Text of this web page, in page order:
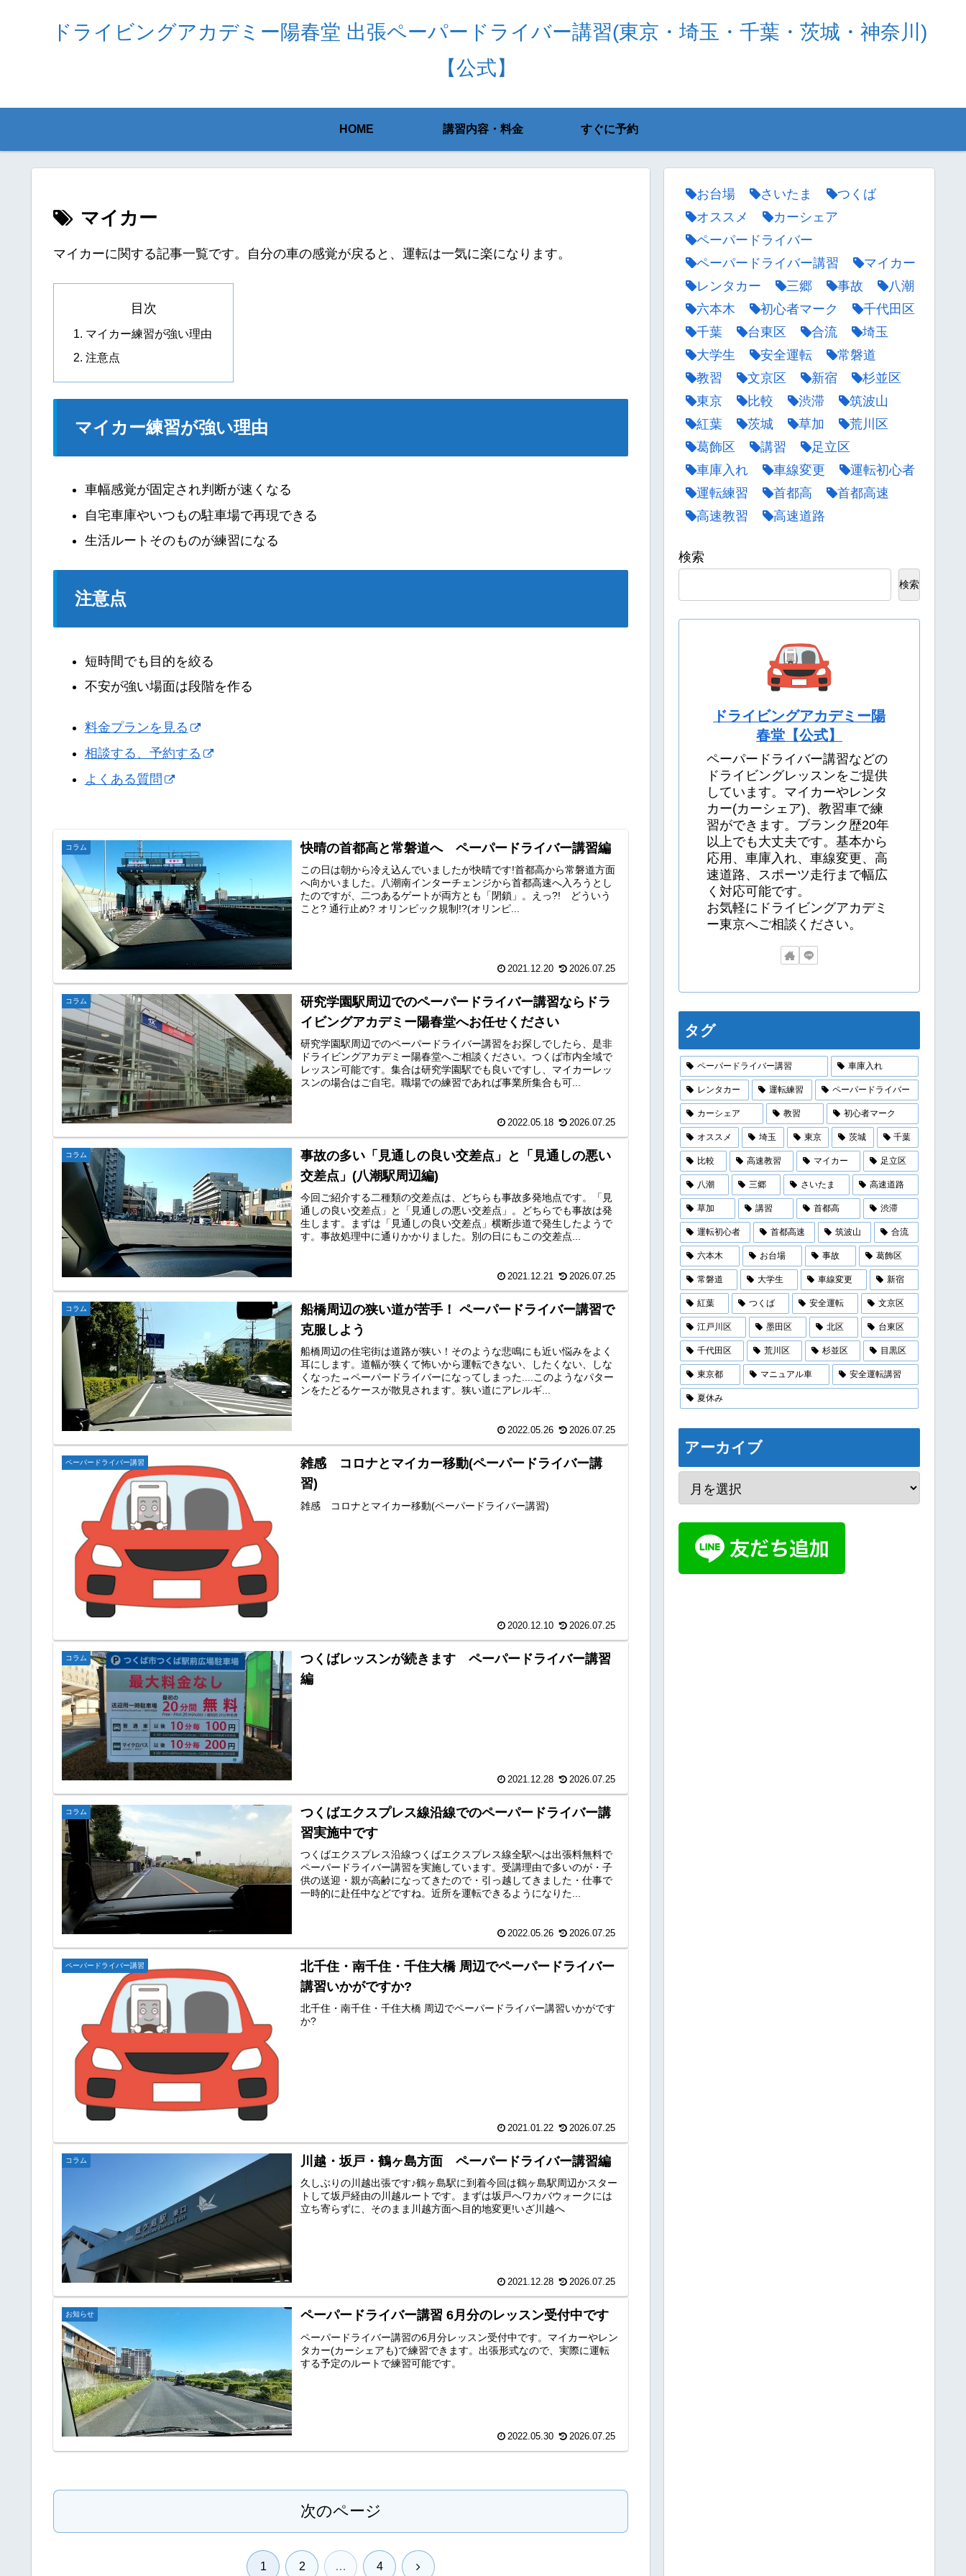
ドライビングアカデミー陽春堂 出張ペーパードライバー講習(東京・埼玉・千葉・茨城・神奈川)
【公式】
HOME 講習内容・料金 すぐに予約
マイカー
マイカーに関する記事一覧です。自分の車の感覚が戻ると、運転は一気に楽になります。
目次
マイカー練習が強い理由
注意点
マイカー練習が強い理由
車幅感覚が固定され判断が速くなる
自宅車庫やいつもの駐車場で再現できる
生活ルートそのものが練習になる
注意点
短時間でも目的を絞る
不安が強い場面は段階を作る
料金プランを見る
相談する、予約する
よくある質問
コラム 快晴の首都高と常磐道へ ペーパードライバー講習編
この日は朝から冷え込んでいましたが快晴です!首都高から常磐道方面
へ向かいました。八潮南インターチェンジから首都高速へ入ろうとし
たのですが、二つあるゲートが両方とも「閉鎖」。えっ?! どういう
こと? 通行止め? オリンピック規制!?(オリンピ...
2021.12.20 2026.07.25
コラム
研究学園駅周辺でのペーパードライバー講習ならドラ
イビングアカデミー陽春堂へお任せください
研究学園駅周辺でのペーパードライバー講習をお探しでしたら、是非
ドライビングアカデミー陽春堂へご相談ください。つくば市内全域で
レッスン可能です。集合は研究学園駅でも良いですし、マイカーレッ
スンの場合はご自宅。職場での練習であれば事業所集合も可...
2022.05.18 2026.07.25
コラム
事故の多い「見通しの良い交差点」と「見通しの悪い
交差点」(八潮駅周辺編)
今回ご紹介する二種類の交差点は、どちらも事故多発地点です。「見
通しの良い交差点」と「見通しの悪い交差点」。どちらでも事故は発
生します。まずは「見通しの良い交差点」横断歩道で発生したようで
す。事故処理中に通りかかりました。別の日にもこの交差点...
2021.12.21 2026.07.25
コラム
船橋周辺の狭い道が苦手！ ペーパードライバー講習で
克服しよう
船橋周辺の住宅街は道路が狭い！そのような悲鳴にも近い悩みをよく
耳にします。道幅が狭くて怖いから運転できない、したくない、しな
くなった→ペーパードライバーになってしまった....このようなパター
ンをたどるケースが散見されます。狭い道にアレルギ...
2022.05.26 2026.07.25
ペーパードライバー講習
雑感 コロナとマイカー移動(ペーパードライバー講
習)
雑感 コロナとマイカー移動(ペーパードライバー講習)
2020.12.10 2026.07.25
コラム
つくばレッスンが続きます ペーパードライバー講習
編
2021.12.28 2026.07.25
コラム
つくばエクスプレス線沿線でのペーパードライバー講
習実施中です
つくばエクスプレス沿線つくばエクスプレス線全駅へは出張料無料で
ペーパードライバー講習を実施しています。受講理由で多いのが・子
供の送迎・親が高齢になってきたので・引っ越してきました・仕事で
一時的に赴任中などですね。近所を運転できるようになりた...
2022.05.26 2026.07.25
ペーパードライバー講習
北千住・南千住・千住大橋 周辺でペーパードライバー
講習いかがですか?
北千住・南千住・千住大橋 周辺でペーパードライバー講習いかがです
か?
2021.01.22 2026.07.25
コラム 川越・坂戸・鶴ヶ島方面 ペーパードライバー講習編
久しぶりの川越出張です♪鶴ヶ島駅に到着今回は鶴ヶ島駅周辺かスター
トして坂戸経由の川越ルートです。まずは坂戸へワカバウォークには
立ち寄らずに、そのまま川越方面へ目的地変更!いざ川越へ
2021.12.28 2026.07.25
お知らせ ペーパードライバー講習 6月分のレッスン受付中です
ペーパードライバー講習の6月分レッスン受付中です。マイカーやレン
タカー(カーシェアも)で練習できます。出張形式なので、実際に運転
する予定のルートで練習可能です。
2022.05.30 2026.07.25
次のページ
1 2 … 4 次
お台場 さいたま
つくば
オススメ
カーシェア
ペーパードライバー
ペーパードライバー講習
マイカー
レンタカー
三郷 事故
八潮
六本木
初心者マーク
千代田区
千葉
台東区 合流
埼玉
大学生
安全運転
常磐道
教習
文京区 新宿
杉並区
東京
比較 渋滞
筑波山
紅葉
茨城 草加
荒川区
葛飾区
講習
足立区
車庫入れ
車線変更
運転初心者
運転練習
首都高
首都高速
高速教習
高速道路
検索
検索
ドライビングアカデミー陽
春堂【公式】
ペーパードライバー講習などの
ドライビングレッスンをご提供
しています。マイカーやレンタ
カー(カーシェア)、教習車で練
習ができます。ブランク歴20年
以上でも大丈夫です。基本から
応用、車庫入れ、車線変更、高
速道路、スポーツ走行まで幅広
く対応可能です。
お気軽にドライビングアカデミ
ー東京へご相談ください。
タグ
ペーパードライバー講習 車庫入れ
レンタカー 運転練習 ペーパードライバー
カーシェア 教習 初心者マーク
オススメ 埼玉 東京 茨城 千葉
比較 高速教習 マイカー 足立区
八潮 三郷 さいたま 高速道路
草加 講習 首都高 渋滞
運転初心者 首都高速 筑波山 合流
六本木 お台場 事故 葛飾区
常磐道 大学生 車線変更 新宿
紅葉 つくば 安全運転 文京区
江戸川区 墨田区 北区 台東区
千代田区 荒川区 杉並区 目黒区
東京都 マニュアル車 安全運転講習
夏休み
アーカイブ